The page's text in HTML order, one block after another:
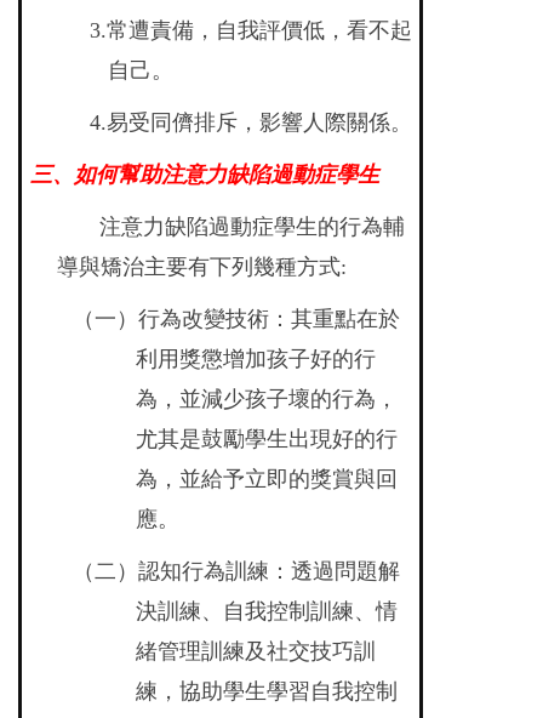
3.常遭責備，自我評價低，看不起
自己。
4.易受同儕排斥，影響人際關係。
三、如何幫助注意力缺陷過動症學生
注意力缺陷過動症學生的行為輔
導與矯治主要有下列幾種方式:
（一）行為改變技術：其重點在於
利用獎懲增加孩子好的行
為，並減少孩子壞的行為，
尤其是鼓勵學生出現好的行
為，並給予立即的獎賞與回
應。
（二）認知行為訓練：透過問題解
決訓練、自我控制訓練、情
緒管理訓練及社交技巧訓
練，協助學生學習自我控制